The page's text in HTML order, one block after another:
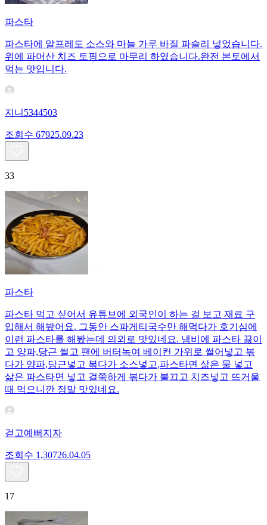
파스타
파스타에 알프레도 소스와 마늘 가루 바질 파슬리 넣었습니다.
위에 파머산 치즈 토핑으로 마무리 하였습니다.완전 본토에서
먹는 맛입니다.
지니5344503
조회수 67925.09.23
33
파스타
파스타 먹고 싶어서 유튜브에 외국인이 하는 걸 보고 재료 구
입해서 해봤어요. 그동안 스파게티국수만 해먹다가 호기심에
이런 파스타를 해봤는데 의외로 맛있네요. 냄비에 파스타 끓이
고 양파,당근 썰고 팬에 버터녹여 베이컨 가위로 썰어넣고 볶
다가 양파,당근넣고 볶다가 소스넣고,파스타면 삶은 물 넣고
삶은 파스타면 넣고 걸쭉하게 볶다가 불끄고 치즈넣고 뜨거울
때 먹으니깐 정말 맛있네요.
걷고예뻐지자
조회수 1,30726.04.05
17